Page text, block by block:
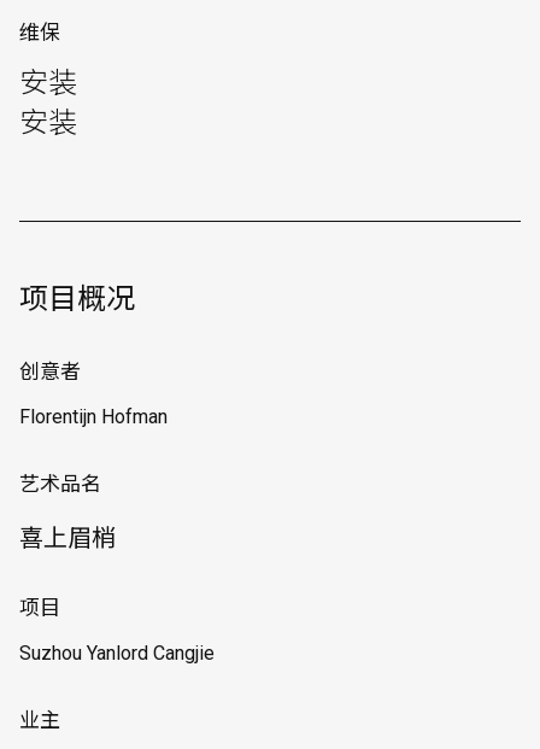
维保
安装
安装
项目概况
创意者
Florentijn Hofman
艺术品名
喜上眉梢
项目
Suzhou Yanlord Cangjie
业主